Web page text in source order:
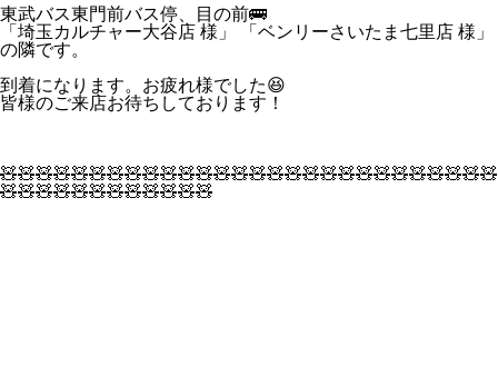
東武バス東門前バス停、目の前🚌
「埼玉カルチャー大谷店 様」 「ベンリーさいたま七里店 様」
の隣です。
到着になります。お疲れ様でした😆
皆様のご来店お待ちしております！
🧸🧸🧸🧸🧸🧸🧸🧸🧸🧸🧸🧸🧸🧸🧸🧸🧸🧸🧸🧸🧸🧸🧸🧸🧸🧸🧸🧸
🧸🧸🧸🧸🧸🧸🧸🧸🧸🧸🧸🧸